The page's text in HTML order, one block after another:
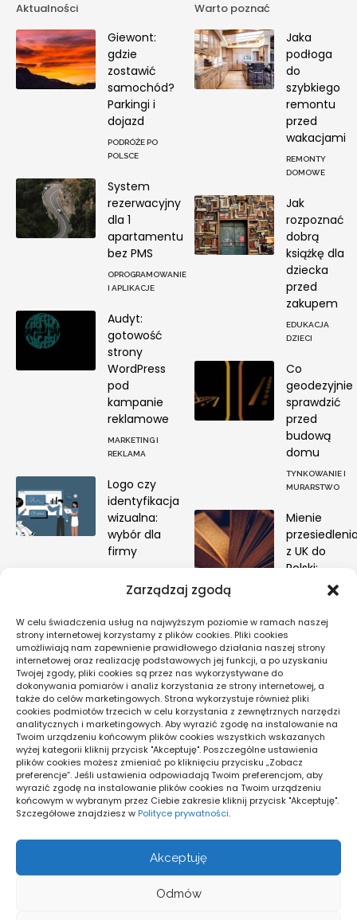
Zarządzaj zgodą
W celu świadczenia usług na najwyższym poziomie w ramach naszej
strony internetowej korzystamy z plików cookies. Pliki cookies
umożliwiają nam zapewnienie prawidłowego działania naszej strony
internetowej oraz realizację podstawowych jej funkcji, a po uzyskaniu
Twojej zgody, pliki cookies są przez nas wykorzystywane do
dokonywania pomiarów i analiz korzystania ze strony internetowej, a
także do celów marketingowych. Strona wykorzystuje również pliki
cookies podmiotów trzecich w celu korzystania z zewnętrznych narzędzi
analitycznych i marketingowych. Aby wyrazić zgodę na instalowanie na
Twoim urządzeniu końcowym plików cookies wszystkich wskazanych
wyżej kategorii kliknij przycisk "Akceptuję". Poszczególne ustawienia
plików cookies możesz zmieniać po kliknięciu przycisku „Zobacz
preferencje”. Jeśli ustawienia odpowiadają Twoim preferencjom, aby
wyrazić zgodę na instalowanie plików cookies na Twoim urządzeniu
końcowym w wybranym przez Ciebie zakresie kliknij przycisk "Akceptuję".
Szczegółowe znajdziesz w Polityce prywatności.
Akceptuję
Odmów
Aktualności
Giewont:
gdzie
zostawić
samochód?
Parkingi i
dojazd
PODRÓŻE PO
POLSCE
System
rezerwacyjny
dla 1
apartamentu
bez PMS
OPROGRAMOWANIE
I APLIKACJE
Audyt:
gotowość
strony
WordPress
pod
kampanie
reklamowe
MARKETING I
REKLAMA
Logo czy
identyfikacja
wizualna:
wybór dla
firmy
REKLAMA
Warto poznać
Jaka
podłoga
do
szybkiego
remontu
przed
wakacjami
REMONTY
DOMOWE
Jak
rozpoznać
dobrą
książkę dla
dziecka
przed
zakupem
EDUKACJA
DZIECI
Co
geodezyjnie
sprawdzić
przed
budową
domu
TYNKOWANIE I
MURARSTWO
Mienie
z UK do
Polski:
zwolnienie
PRAWO I PODATKI
Pogoda
16°C
Warszawa
Zachmurzenie Małe
17 _ 12°
71%
1 km/h